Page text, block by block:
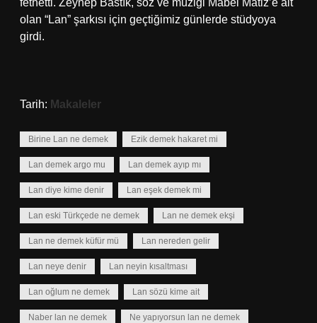
fethetti. Zeynep Bastık, söz ve müziği Mabel Matiz’e ait
olan “Lan” şarkısı için geçtiğimiz günlerde stüdyoya
girdi.
Tarih: Makaleler
Birine Lan ne demek Ezik demek hakaret mi
Lan demek argo mu Lan demek ayıp mı
Lan diye kime denir Lan eşek demek mi
Lan eski Türkçede ne demek Lan ne demek ekşi
Lan ne demek küfür mü Lan nereden gelir
Lan neye denir Lan neyin kısaltması
Lan oğlum ne demek Lan sözü kime ait
Naber lan ne demek Ne yapıyorsun lan ne demek